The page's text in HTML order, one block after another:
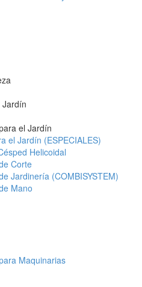
Jardín
el Jardín
el Jardín (ESPECIALES)
Helicoidal
Corte
Jardinería (COMBISYSTEM)
Mano
Maquinarias